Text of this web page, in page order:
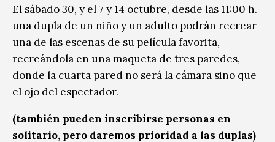
El sábado 30, y el 7 y 14 octubre, desde las 11:00 h.
una dupla de un niño y un adulto podrán recrear
una de las escenas de su película favorita,
recreándola en una maqueta de tres paredes,
donde la cuarta pared no será la cámara sino que
el ojo del espectador.
(también pueden inscribirse personas en
solitario, pero daremos prioridad a las duplas)